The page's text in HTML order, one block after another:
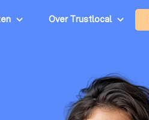
Over Trustlocal